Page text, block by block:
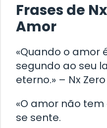
Frases de
Amor
«Quando o amor
segundo ao seu
eterno.» – Nx Zero
«O amor não
se sente.